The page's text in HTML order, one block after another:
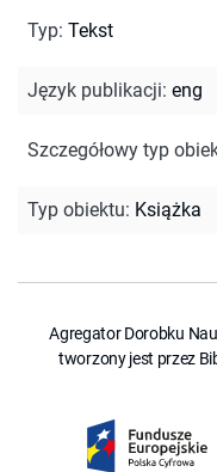
Typ: Tekst
Język publikacji: eng
Szczegółowy typ
Typ obiektu: Książka
Agregator Dorobku
tworzony jest przez